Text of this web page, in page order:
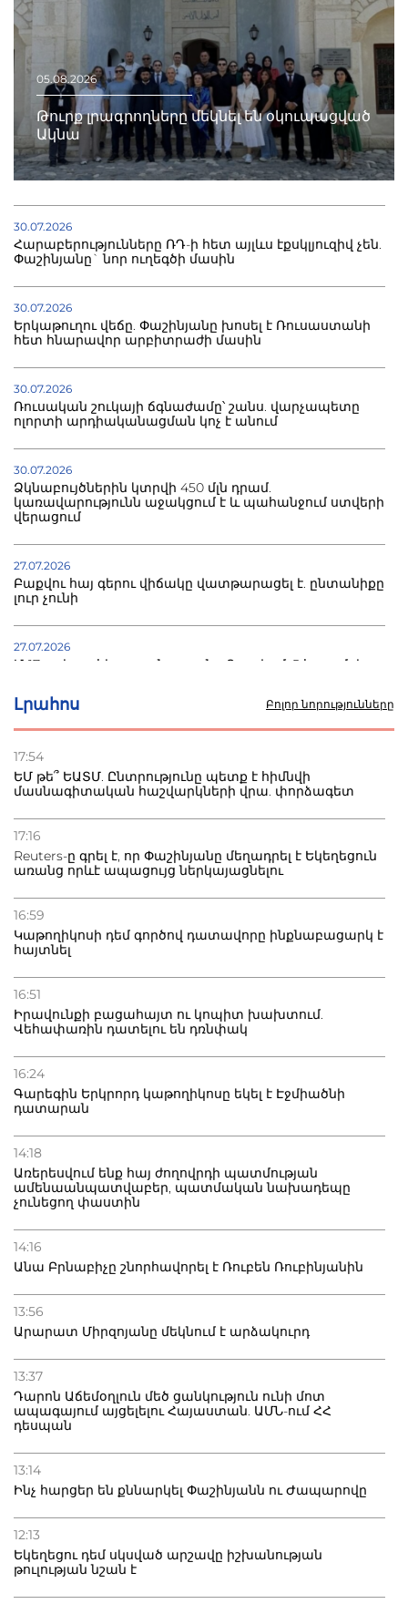
Լրահոս Բոլոր նորությունները
17:54
ԵՄ թե՞ ԵԱՏՄ. Ընտրությունը պետք է հիմնվի
մասնագիտական հաշվարկների վրա. փորձագետ
17:16
Reuters-ը գրել է, որ Փաշինյանը մեղադրել է Եկեղեցուն
առանց որևէ ապացույց ներկայացնելու
16:59
Կաթողիկոսի դեմ գործով դատավորը ինքնաբացարկ է
հայտնել
16:51
Իրավունքի բացահայտ ու կոպիտ խախտում.
Վեհափառին դատելու են դռնփակ
16:24
Գարեգին Երկրորդ կաթողիկոսը եկել է Էջմիածնի
դատարան
14:18
Առերեսվում ենք հայ ժողովրդի պատմության
ամենաանպատվաբեր, պատմական նախադեպը
չունեցող փաստին
14:16
Անա Բրնաբիչը շնորհավորել է Ռուբեն Ռուբինյանին
13:56
Արարատ Միրզոյանը մեկնում է արձակուրդ
13:37
Դարոն Աճեմօղլուն մեծ ցանկություն ունի մոտ
ապագայում այցելելու Հայաստան. ԱՄՆ-ում ՀՀ
դեսպան
13:14
Ինչ հարցեր են քննարկել Փաշինյանն ու Ժապարովը
12:13
Եկեղեցու դեմ սկսված արշավը իշխանության
թուլության նշան է
05.08.2026
Թուրք լրագրողները մեկնել են օկուպացված
Ակնա
30.07.2026
Հարաբերությունները ՌԴ-ի հետ այլևս էքսկլյուզիվ չեն.
Փաշինյանը` նոր ուղեգծի մասին
30.07.2026
Երկաթուղու վեճը. Փաշինյանը խոսել է Ռուսաստանի
հետ հնարավոր արբիտրաժի մասին
30.07.2026
Ռուսական շուկայի ճգնաժամը՝ շանս. վարչապետը
ոլորտի արդիականացման կոչ է անում
30.07.2026
Ձկնաբույծներին կտրվի 450 մլն դրամ.
կառավարությունն աջակցում է և պահանջում ստվերի
վերացում
27.07.2026
Բաքվու հայ գերու վիճակը վատթարացել է. ընտանիքը
լուր չունի
27.07.2026
Մ-17 աշխարհի առաջնությունը Բաքվում. 5 հայ ըմբիշ
22.07.2026
տուժածներ կան
բնակվել Ռուսաստանում
Բաքվի բանտից գեներալ Մանուկյանը դիմել է
Փաշինյանին